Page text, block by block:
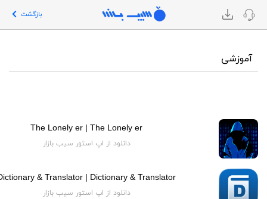
بازگشت
آموزشی
The Lonely er | The Lonely er
دانلود از اپ استور سیب بازار
& Translator | Dictionary & Translator
دانلود از اپ استور سیب بازار